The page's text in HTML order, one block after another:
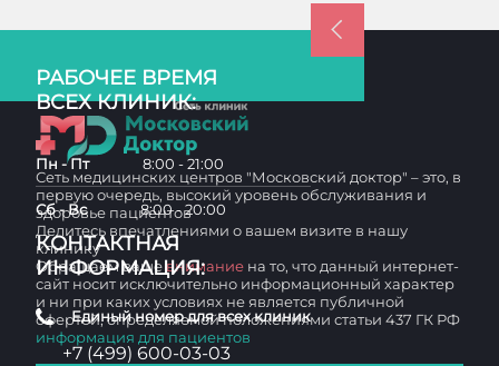
РАБОЧЕЕ ВРЕМЯ
ВСЕХ КЛИНИК:
Пн - Пт 8:00 - 21:00
Сб - Вс 8:00 - 20:00
КОНТАКТНАЯ
ИНФОРМАЦИЯ:
Единый номер для всех клиник
+7 (499) 600-03-03
Сеть медицинских центров "Московский доктор" – это, в
первую очередь, высокий уровень обслуживания и
здоровье пациентов
Делитесь впечатлениями о вашем визите в нашу
клинику
Обращаем вашевнимание на то, что данный интернет-
сайт носит исключительно информационный характер
и ни при каких условиях не является публичной
офертой, определяемой положениями статьи 437 ГК РФ
информация для пациентов